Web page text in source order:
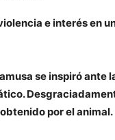
e interés en
se inspiró ante
por el animal.